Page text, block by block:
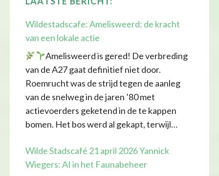
Wildestadscafe: Amelisweerd: de kracht
van een lokale actie
Amelisweerd is gered! De verbreding
van de A27 gaat definitief niet door.
Roemrucht was de strijd tegen de aanleg
van de snelweg in de jaren ’80 met
actievoerders geketend in de te kappen
bomen. Het bos werd al gekapt, terwijl…
Wilde Stadscafé 21 april 2026 Yannick
Wiegers: AI in het Faunabeheer